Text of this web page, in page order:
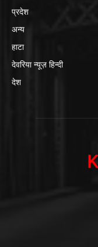
प्रदेश
अन्य
हाटा
देवरिया न्यूज़ हिन्दी
देश